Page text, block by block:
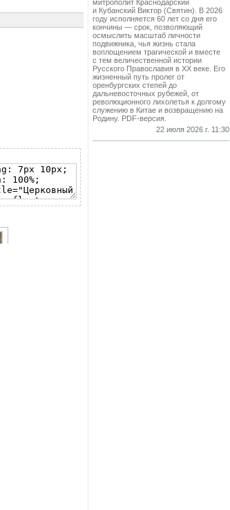
митрополит Краснодарский
и Кубанский Виктор (Святин). В 2026
году исполняется 60 лет со дня его
кончины — срок, позволяющий
осмыслить масштаб личности
подвижника, чья жизнь стала
воплощением трагической и вместе
с тем величественной истории
Русского Православия в XX веке. Его
жизненный путь пролег от
оренбургских степей до
дальневосточных рубежей, от
революционного лихолетья к долгому
служению в Китае и возвращению на
Родину. PDF-версия.
22 июля 2026 г. 11:30